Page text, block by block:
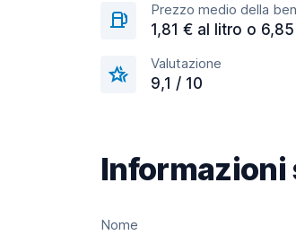
Prezzo medio della
1,81 € al litro o
Valutazione
9,1 / 10
Nome